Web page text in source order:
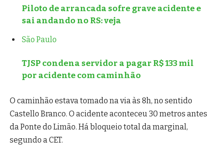
Piloto de arrancada sofre grave acidente e
sai andando no RS: veja
São Paulo
TJSP condena servidor a pagar R$ 133 mil
por acidente com caminhão
O caminhão estava tomado na via às 8h, no sentido
Castello Branco. O acidente aconteceu 30 metros antes
da Ponte do Limão. Há bloqueio total da marginal,
segundo a CET.